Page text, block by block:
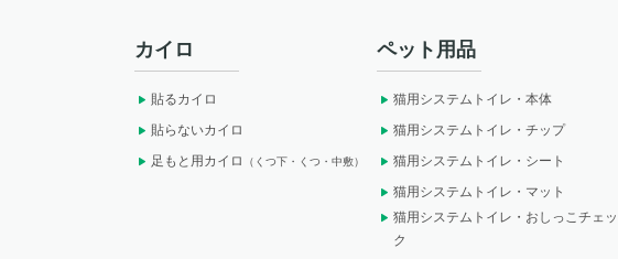
カイロ
貼るカイロ
貼らないカイロ
足もと用カイロ
（くつ下・くつ・中敷）
ペット用品
猫用システムトイレ・本体
猫用システムトイレ・チップ
猫用システムトイレ・シート
猫用システムトイレ・マット
猫用システムトイレ・おしっこチェッ
ク